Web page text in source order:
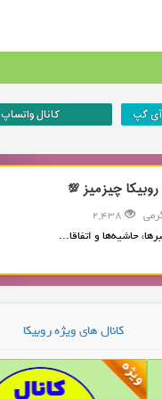
آی گپ کانال واتساپ
چیزمیز 💯
حاشیه‌ها و اتفاقا...
کانال های ویژه روبیکا